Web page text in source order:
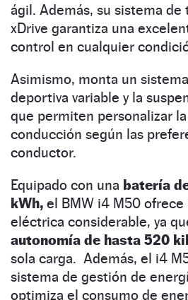
ágil. Además, su sistema
xDrive garantiza una
control en cualquier
Asimismo, monta un
deportiva variable y la
que permiten personalizar
conducción según las
conductor.
Equipado con una batería
kWh, el BMW i4 M50
eléctrica considerable, ya
autonomía de hasta 520
sola carga. Además, el i4
sistema de gestión de
optimiza el consumo de